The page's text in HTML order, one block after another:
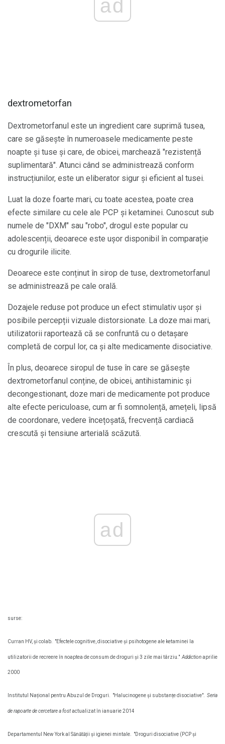
ad
dextrometorfan
Dextrometorfanul este un ingredient care suprimă tusea,
care se găsește în numeroasele medicamente peste
noapte și tuse și care, de obicei, marchează "rezistență
suplimentară". Atunci când se administrează conform
instrucțiunilor, este un eliberator sigur și eficient al tusei.
Luat la doze foarte mari, cu toate acestea, poate crea
efecte similare cu cele ale PCP și ketaminei. Cunoscut sub
numele de "DXM" sau "robo", drogul este popular cu
adolescenții, deoarece este ușor disponibil în comparație
cu drogurile ilicite.
Deoarece este conținut în sirop de tuse, dextrometorfanul
se administrează pe cale orală.
Dozajele reduse pot produce un efect stimulativ ușor și
posibile percepții vizuale distorsionate. La doze mai mari,
utilizatorii raportează că se confruntă cu o detașare
completă de corpul lor, ca și alte medicamente disociative.
În plus, deoarece siropul de tuse în care se găsește
dextrometorfanul conține, de obicei, antihistaminic și
decongestionant, doze mari de medicamente pot produce
alte efecte periculoase, cum ar fi somnolență, amețeli, lipsă
de coordonare, vedere încețoșată, frecvență cardiacă
crescută și tensiune arterială scăzută.
ad
surse:
Curran HV, și colab. "Efectele cognitive, disociative și psihotogene ale ketaminei la
utilizatorii de recreere în noaptea de consum de droguri și 3 zile mai târziu." Addictionaprilie
2000
Institutul Național pentru Abuzul de Droguri. "Halucinogene și substanțe disociative". Seria
de rapoarte de cercetare a fostactualizat în ianuarie 2014
Departamentul New York al Sănătății și igienei mintale. "Droguri disociative (PCP și